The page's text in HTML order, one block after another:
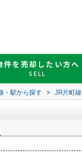
件を売却したい方へ
SELL
・駅から探す > JR片町線